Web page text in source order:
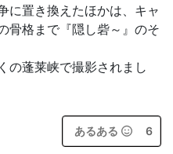
に置き換えたほかは、キャ
骨格まで『隠し砦～』のそ
の蓬莱峡で撮影されまし
あるある 6